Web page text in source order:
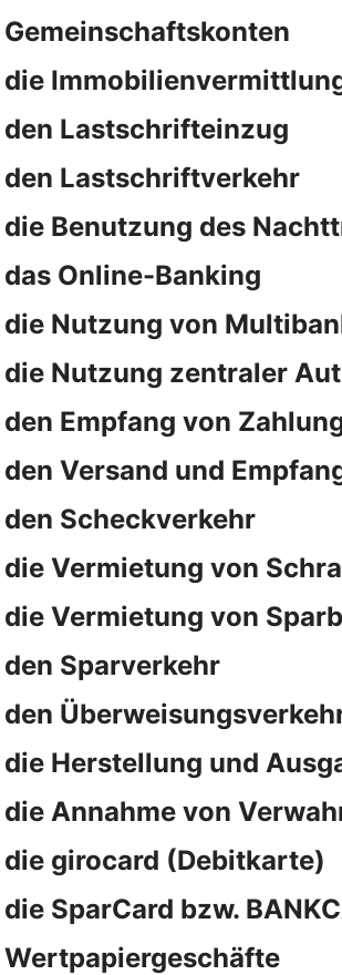
Lastschrifteinzug
Lastschriftverkehr
Benutzung des
Online-Banking
Nutzung von
Nutzung zentraler
Empfang von
Versand und
Scheckverkehr
Vermietung von
Vermietung von
Sparverkehr
Herstellung und
Annahme von
girocard (Debitkarte)
SparCard bzw.